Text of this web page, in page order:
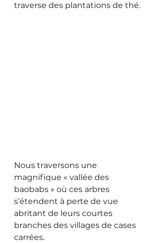
traverse des plantations de thé.
Nous traversons une
magnifique « vallée des
baobabs » où ces arbres
s’étendent à perte de vue
abritant de leurs courtes
branches des villages de cases
carrées.